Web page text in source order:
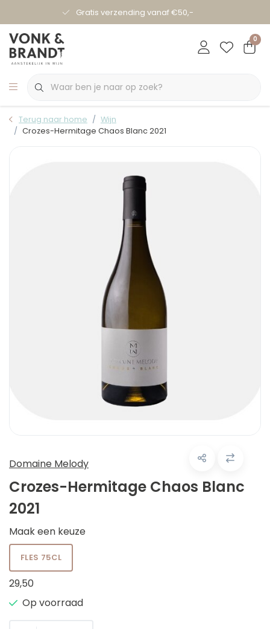
Gratis verzending vanaf €50,-
0
Terug naar home
Wijn
Crozes-Hermitage Chaos Blanc 2021
Domaine Melody
Crozes-Hermitage Chaos Blanc
2021
Maak een keuze
FLES 75CL
29,50
Op voorraad